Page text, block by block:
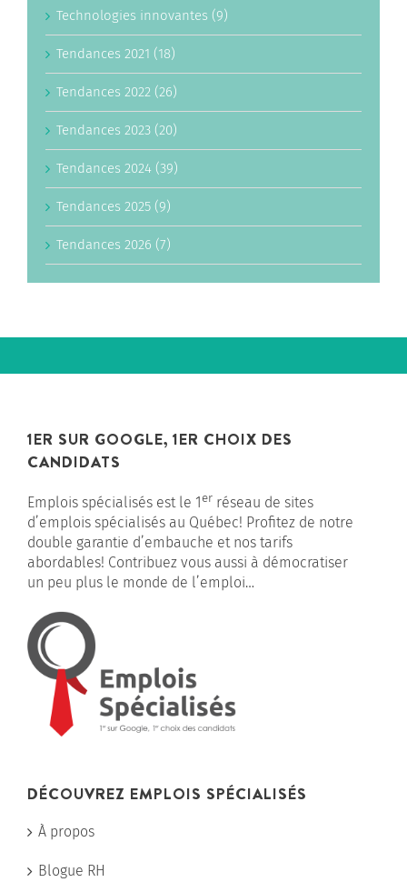
Technologies innovantes (9)
Tendances 2021 (18)
Tendances 2022 (26)
Tendances 2023 (20)
Tendances 2024 (39)
Tendances 2025 (9)
Tendances 2026 (7)
1ER SUR GOOGLE, 1ER CHOIX DES
CANDIDATS
Emplois spécialisés est le 1 er réseau de sites
d’emplois spécialisés au Québec! Profitez de notre
double garantie d’embauche et nos tarifs
abordables! Contribuez vous aussi à démocratiser
un peu plus le monde de l’emploi…
DÉCOUVREZ EMPLOIS SPÉCIALISÉS
À propos
Blogue RH